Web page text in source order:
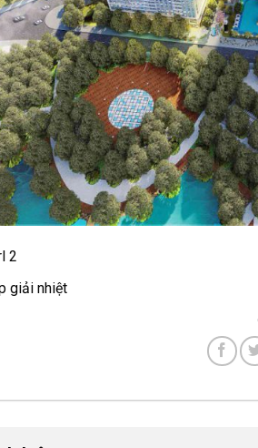
2
giải nhiệt